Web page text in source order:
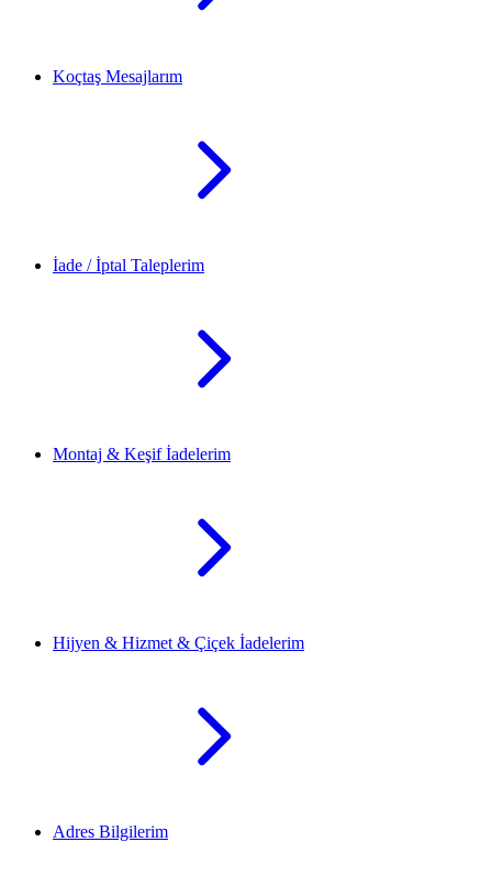
Koçtaş Mesajlarım
İade / İptal Taleplerim
Montaj & Keşif İadelerim
Hijyen & Hizmet & Çiçek İadelerim
Adres Bilgilerim